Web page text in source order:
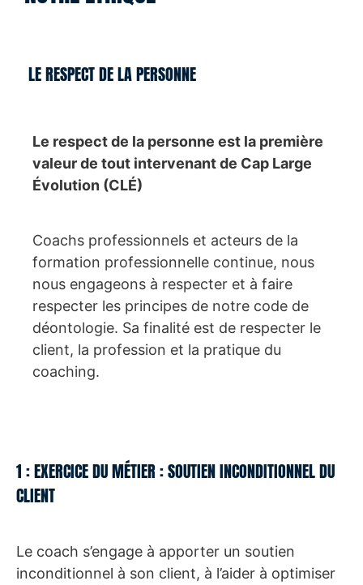
LE RESPECT DE LA PERSONNE
Le respect de la personne est la première
valeur de tout intervenant de Cap Large
Évolution (CLÉ)
Coachs professionnels et acteurs de la
formation professionnelle continue, nous
nous engageons à respecter et à faire
respecter les principes de notre code de
déontologie. Sa finalité est de respecter le
client, la profession et la pratique du
coaching.
1 : EXERCICE DU MÉTIER : SOUTIEN INCONDITIONNEL DU
CLIENT
Le coach s’engage à apporter un soutien
inconditionnel à son client, à l’aider à optimiser